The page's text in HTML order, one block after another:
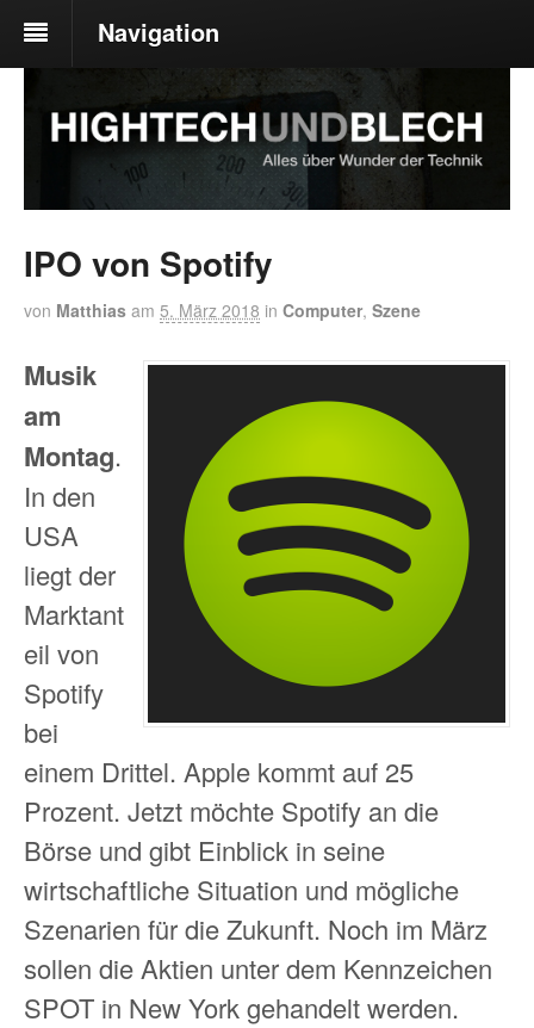
Navigation
IPO von Spotify
von Matthias am 5. März 2018 in Computer, Szene
Musik
am
Montag.
In den
USA
liegt der
Marktant
eil von
Spotify
bei
einem Drittel. Apple kommt auf 25
Prozent. Jetzt möchte Spotify an die
Börse und gibt Einblick in seine
wirtschaftliche Situation und mögliche
Szenarien für die Zukunft. Noch im März
sollen die Aktien unter dem Kennzeichen
SPOT in New York gehandelt werden.